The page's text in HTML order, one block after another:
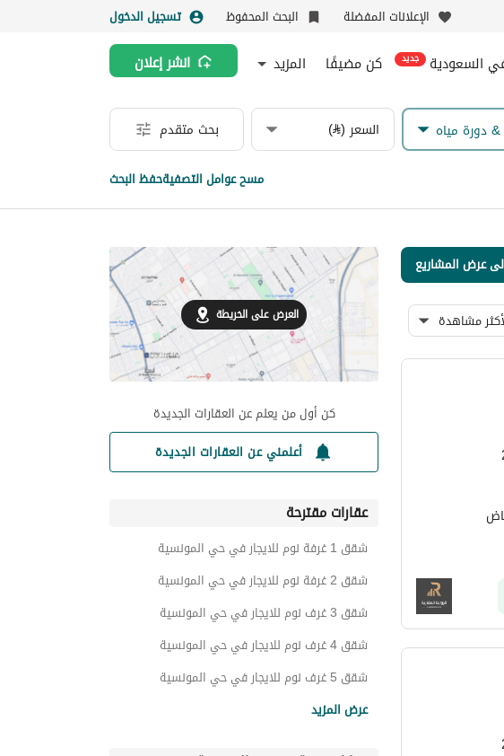
الإعلانات المفضلة البحث المحفوظ تسجيل الدخول
السعودية جديد كن مضيفًا المزيد انشر إعلان
دورة مياه السعر (⃁) بحث متقدم
مسح عوامل التصفيةحفظ البحث
عرض المشاريع
مشاهدة العرض على الخريطة
كن أول من يعلم عن العقارات الجديدة
أعلمني عن العقارات الجديدة
عقارات مقترحة
شقق 1 غرفة نوم للايجار في حي المونسية
شقق 2 غرفة نوم للايجار في حي المونسية
شقق 3 غرف نوم للايجار في حي المونسية
شقق 4 غرف نوم للايجار في حي المونسية
شقق 5 غرف نوم للايجار في حي المونسية
عرض المزيد